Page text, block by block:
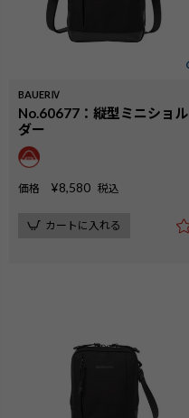
BAUERⅣ
No.60677：縦型ミニショル
ダー
価格 ¥8,580 税込
カートに入れる